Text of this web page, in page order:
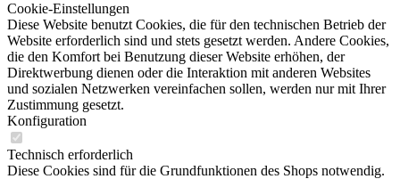
Cookie-Einstellungen
Diese Website benutzt Cookies, die für den technischen Betrieb der
Website erforderlich sind und stets gesetzt werden. Andere Cookies,
die den Komfort bei Benutzung dieser Website erhöhen, der
Direktwerbung dienen oder die Interaktion mit anderen Websites
und sozialen Netzwerken vereinfachen sollen, werden nur mit Ihrer
Zustimmung gesetzt.
Konfiguration
Technisch erforderlich
Diese Cookies sind für die Grundfunktionen des Shops notwendig.